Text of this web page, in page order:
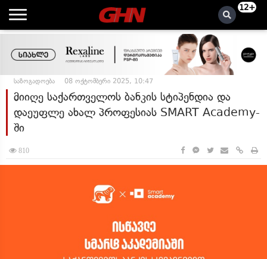
12+
საზოგადოება 08 ოქტომბერი 2025, 10:47
მიიღე საქართველოს ბანკის სტიპენდია და
დაეუფლე ახალ პროფესიას SMART Academy-
ში
810